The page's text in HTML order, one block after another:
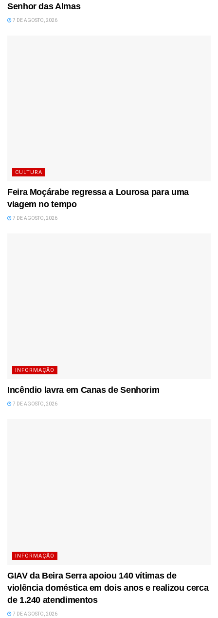
Senhor das Almas
7 DE AGOSTO, 2026
CULTURA
Feira Moçárabe regressa a Lourosa para uma
viagem no tempo
7 DE AGOSTO, 2026
INFORMAÇÃO
Incêndio lavra em Canas de Senhorim
7 DE AGOSTO, 2026
INFORMAÇÃO
GIAV da Beira Serra apoiou 140 vítimas de
violência doméstica em dois anos e realizou cerca
de 1.240 atendimentos
7 DE AGOSTO, 2026